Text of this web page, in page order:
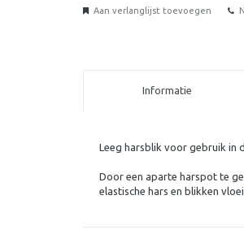
Aan verlanglijst toevoegen
Informatie
Leeg harsblik voor gebruik in
Door een aparte harspot te
elastische hars en blikken